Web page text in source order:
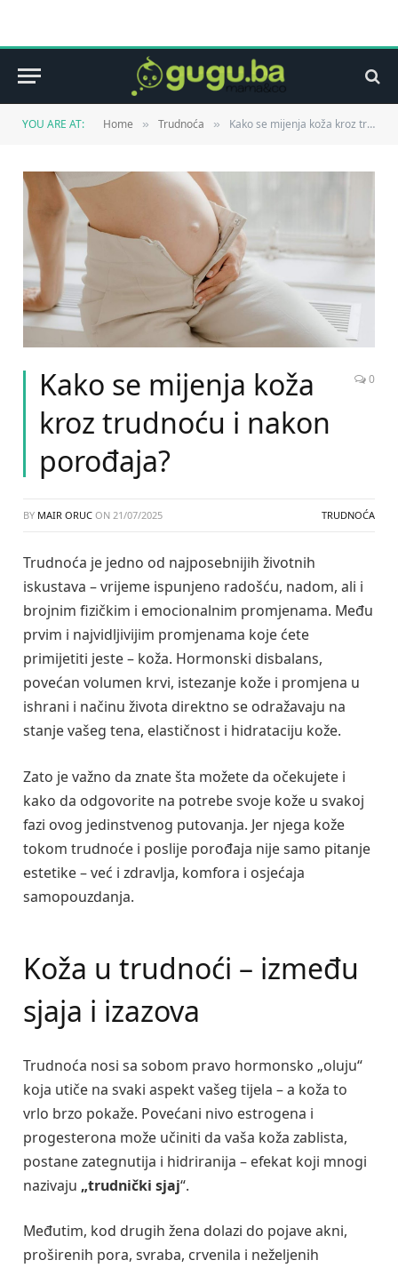
YOU ARE AT: Home » Trudnoća » Kako se mijenja koža kroz trudnoću i nakon porođaja?
Kako se mijenja koža
kroz trudnoću i nakon
porođaja?
0
BY MAIR ORUC ON 21/07/2025 TRUDNOĆA
Trudnoća je jedno od najposebnijih životnih
iskustava – vrijeme ispunjeno radošću, nadom, ali i
brojnim fizičkim i emocionalnim promjenama. Među
prvim i najvidljivijim promjenama koje ćete
primijetiti jeste – koža. Hormonski disbalans,
povećan volumen krvi, istezanje kože i promjena u
ishrani i načinu života direktno se odražavaju na
stanje vašeg tena, elastičnost i hidrataciju kože.
Zato je važno da znate šta možete da očekujete i
kako da odgovorite na potrebe svoje kože u svakoj
fazi ovog jedinstvenog putovanja. Jer njega kože
tokom trudnoće i poslije porođaja nije samo pitanje
estetike – već i zdravlja, komfora i osjećaja
samopouzdanja.
Koža u trudnoći – između
sjaja i izazova
Trudnoća nosi sa sobom pravo hormonsko „oluju“
koja utiče na svaki aspekt vašeg tijela – a koža to
vrlo brzo pokaže. Povećani nivo estrogena i
progesterona može učiniti da vaša koža zablista,
postane zategnutija i hidriranija – efekat koji mnogi
nazivaju „trudnički sjaj“.
Međutim, kod drugih žena dolazi do pojave akni,
proširenih pora, svraba, crvenila i neželjenih